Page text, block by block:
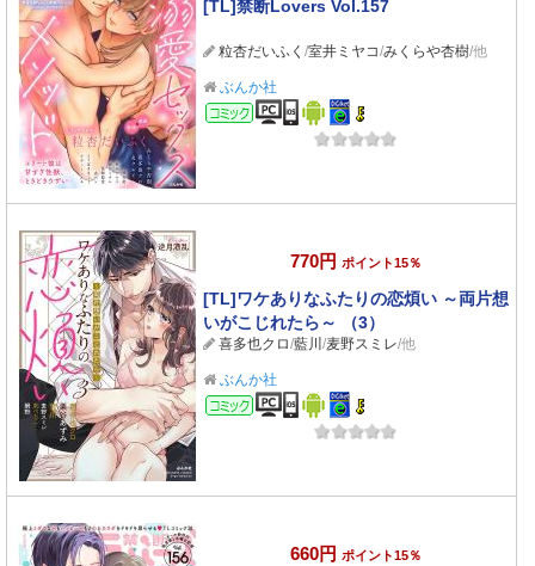
[TL]禁断Lovers Vol.157
粒杏だいふく /室井ミヤコ/みくらや杏樹/他
ぶんか社
コミック
770円 ポイント15％
[TL]ワケありなふたりの恋煩い ～両片想
いがこじれたら～ （3）
喜多也クロ/藍川 /麦野スミレ/他
ぶんか社
コミック
660円 ポイント15％